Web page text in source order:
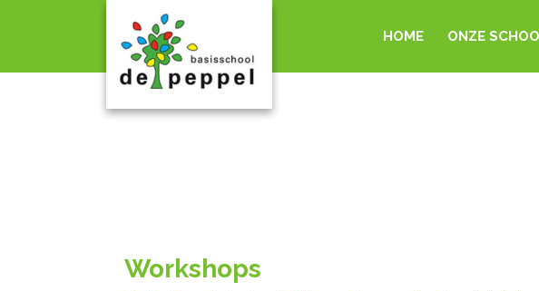
HOME ONZE
Workshops